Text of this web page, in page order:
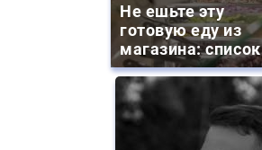
Не ешьте эту
готовую еду из
магазина: список